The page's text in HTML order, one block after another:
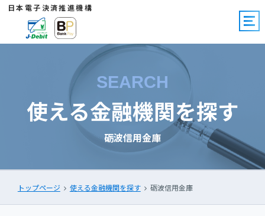
日本電子決済推進機構
SEARCH
使える金融機関を探す
砺波信用金庫
トップページ 使える金融機関を探す 砺波信用金庫